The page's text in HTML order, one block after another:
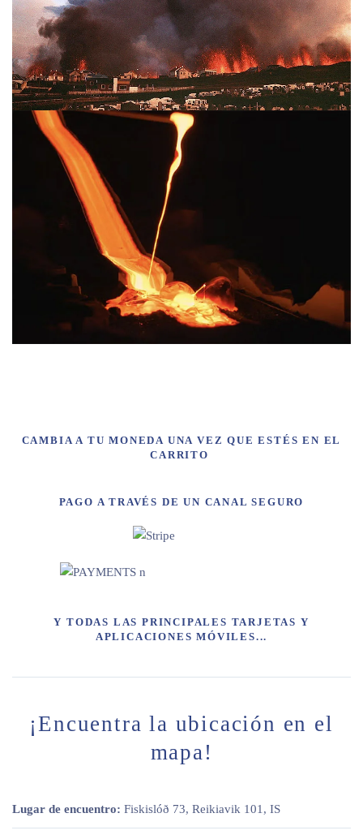
CAMBIA A TU MONEDA UNA VEZ QUE ESTÉS EN EL
CARRITO
PAGO A TRAVÉS DE UN CANAL SEGURO
Y TODAS LAS PRINCIPALES TARJETAS Y
APLICACIONES MÓVILES...
¡Encuentra la ubicación en el
mapa!
Lugar de encuentro: Fiskislóð 73, Reikiavik 101, IS